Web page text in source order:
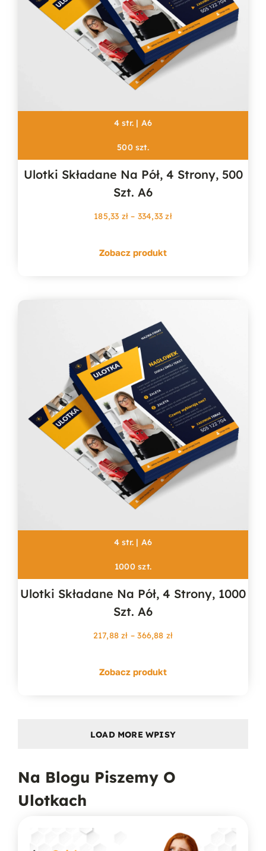
4 str. | A6
500 szt.
Ulotki Składane Na Pół, 4 Strony, 500
Szt. A6
185,33 zł – 334,33złZakres
Zobacz produkt
4 str. | A6
1000 szt.
Ulotki Składane Na Pół, 4 Strony, 1000
Szt. A6
217,88zł – 366,88 złZakres
Zobacz produkt
LOAD MORE WPISY
Na Blogu Piszemy O
Ulotkach